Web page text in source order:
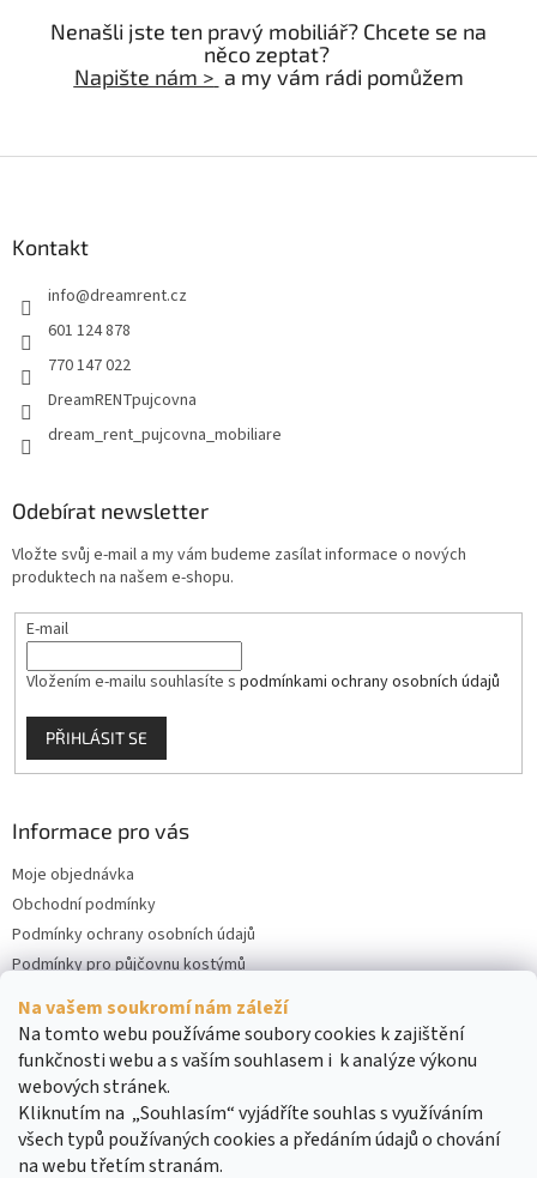
Na vašem soukromí nám záleží
Na tomto webu používáme soubory cookies k zajištění
funkčnosti webu a s vaším souhlasem i k analýze výkonu
webových stránek.
Kliknutím na „Souhlasím“ vyjádříte souhlas s využíváním
všech typů používaných cookies a předáním údajů o chování
na webu třetím stranám.
Nenašli jste ten pravý mobiliář? Chcete se na
něco zeptat?
Napište nám > a my vám rádi pomůžem
Kontakt
info@dreamrent.cz
601 124 878
770 147 022
DreamRENTpujcovna
dream_rent_pujcovna_mobiliare
Odebírat newsletter
Vložte svůj e-mail a my vám budeme zasílat informace o nových
produktech na našem e-shopu.
E-mail
Vložením e-mailu souhlasíte s podmínkami ochrany osobních údajů
PŘIHLÁSIT SE
Informace pro vás
Moje objednávka
Obchodní podmínky
Podmínky ochrany osobních údajů
Podmínky pro půjčovnu kostýmů
Kontakty
Cookies